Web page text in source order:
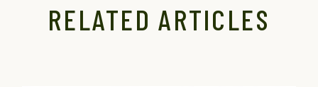
RELATED ARTICLES